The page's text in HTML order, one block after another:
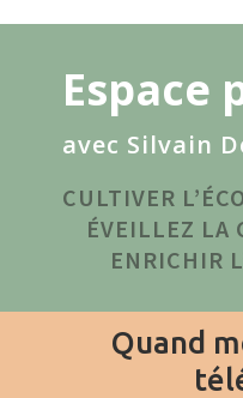
Espace
avec Silvain
CULTIVER
ÉVEILLEZ LA
ENRICHIR
Quand